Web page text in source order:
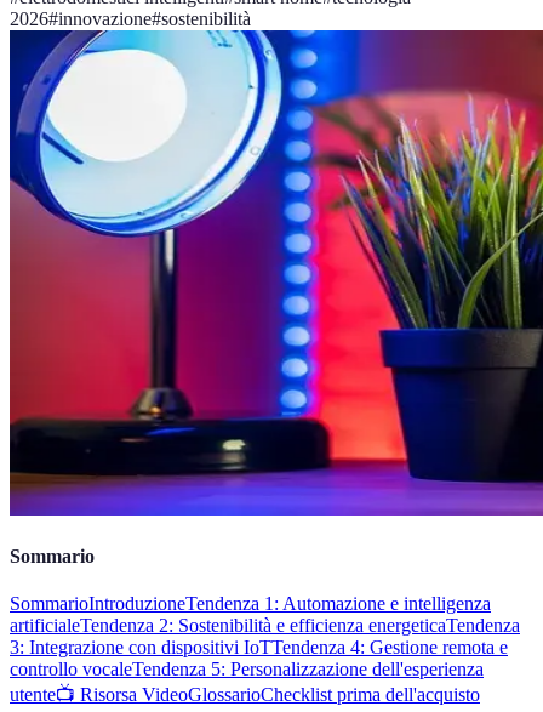
2026#innovazione#sostenibilità
Sommario
SommarioIntroduzioneTendenza 1: Automazione e intelligenza
artificialeTendenza 2: Sostenibilità e efficienza energeticaTendenza
3: Integrazione con dispositivi IoTTendenza 4: Gestione remota e
controllo vocaleTendenza 5: Personalizzazione dell'esperienza
utente📺 Risorsa VideoGlossarioChecklist prima dell'acquisto